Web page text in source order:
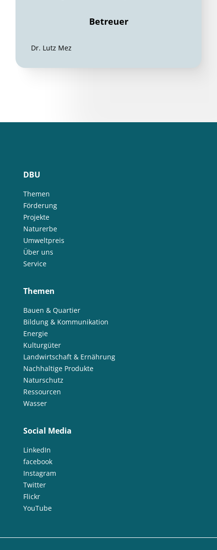
Betreuer
Dr. Lutz Mez
DBU
Themen
Förderung
Projekte
Naturerbe
Umweltpreis
Über uns
Service
Themen
Bauen & Quartier
Bildung & Kommunikation
Energie
Kulturgüter
Landwirtschaft & Ernährung
Nachhaltige Produkte
Naturschutz
Ressourcen
Wasser
Social Media
LinkedIn
facebook
Instagram
Twitter
Flickr
YouTube